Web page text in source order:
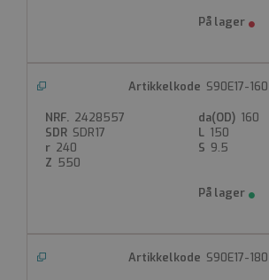
S90E17-160
2428557
160
SDR17
150
240
9.5
550
S90E17-180